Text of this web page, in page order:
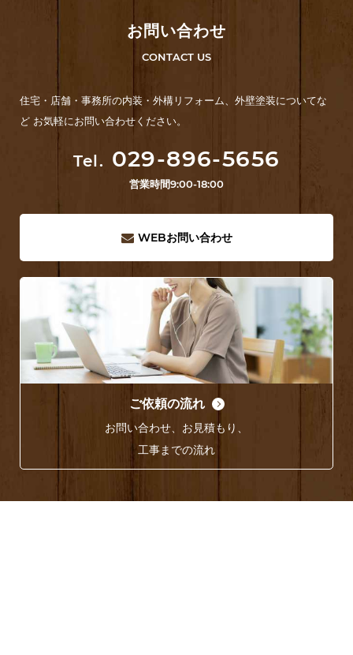
お問い合わせ
CONTACT US
住宅・店舗・事務所の内装・外構リフォーム、外壁塗装についてな
ど お気軽にお問い合わせください。
Tel. 029-896-5656
営業時間9:00-18:00
WEBお問い合わせ
ご依頼の流れ
お問い合わせ、お見積もり、
工事までの流れ